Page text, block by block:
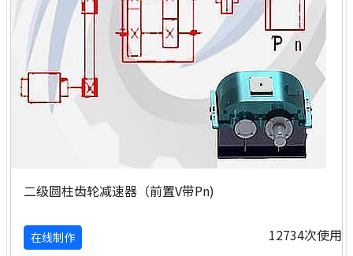
二级圆柱齿轮减速器（前置V带Pn)
在线制作 12734次使用